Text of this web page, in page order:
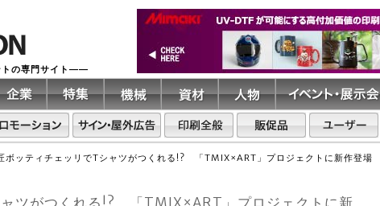
トの専門サイト――
ボッティチェッリでTシャツがつくれる!? 「TMIX×ART」プロジェクトに新作登場